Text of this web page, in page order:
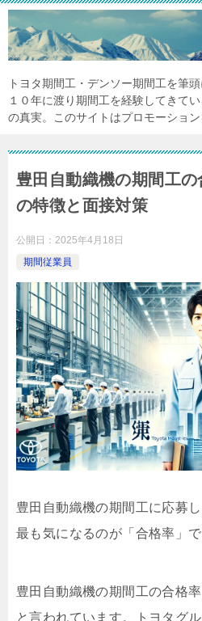
トヨタ期間工・デンソー期間工を筆
１０年に渡り期間工を経験してきて
の真実。このサイトはプロモーション
豊田自動織機の期間工
の特徴と面接対策
公開日： 2025年4月18日
期間従業員
豊田自動織機の期間工に応募
最も気になるのが「合格率」
豊田自動織機の期間工の合格
と言われています。トヨタグ